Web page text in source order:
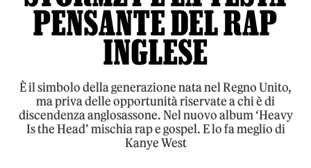
PENSANTE DEL RAP
INGLESE
È il simbolo della generazione nata nel Regno Unito,
ma priva delle opportunità riservate a chi è di
discendenza anglosassone. Nel nuovo album ‘Heavy
Is the Head’ mischia rap e gospel. E lo fa meglio di
Kanye West